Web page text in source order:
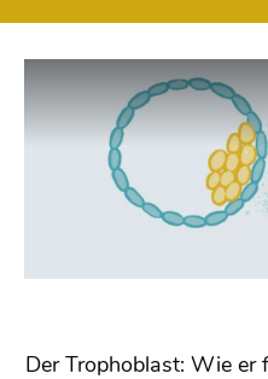
Der Trophoblast: Wie er